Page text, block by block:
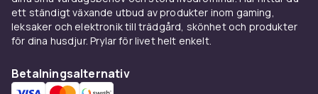
ett ständigt växande utbud av produkter inom gaming,
leksaker och elektronik till trädgård, skönhet och produkter
för dina husdjur. Prylar för livet helt enkelt.
Betalningsalternativ